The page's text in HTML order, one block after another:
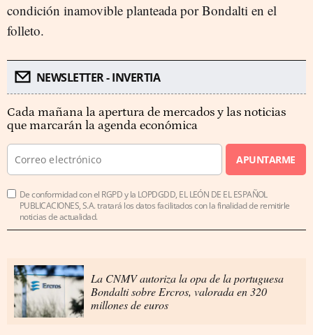
condición inamovible planteada por Bondalti en el
folleto.
NEWSLETTER - INVERTIA
Cada mañana la apertura de mercados y las noticias
que marcarán la agenda económica
APUNTARME
De conformidad con el RGPD y la LOPDGDD, EL LEÓN DE EL ESPAÑOL
PUBLICACIONES, S.A. tratará los datos facilitados con la finalidad de remitirle
noticias de actualidad.
La CNMV autoriza la opa de la portuguesa
Bondalti sobre Ercros, valorada en 320
millones de euros